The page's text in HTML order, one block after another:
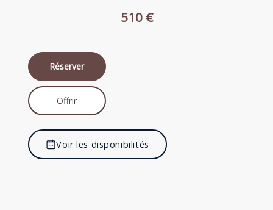
510 €
Réserver
Offrir
Voir les disponibilités